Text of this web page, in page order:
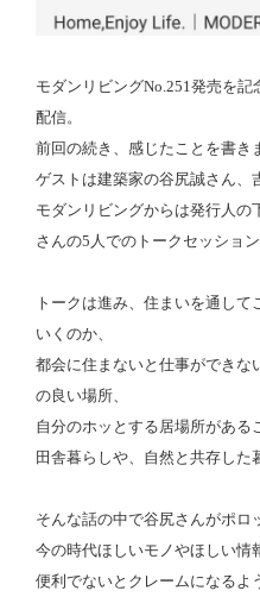
モダンリビングNo.251発売を記
配信。
前回の続き、感じたことを書き
ゲストは建築家の谷尻誠さん、
モダンリビングからは発行人の
さんの5人でのトークセッション
トークは進み、住まいを通し
いくのか、
都会に住まないと仕事ができな
の良い場所、
自分のホッとする居場所がある
田舎暮らしや、自然と共存した
そんな話の中で谷尻さんがポロ
今の時代ほしいモノやほしい情
便利でないとクレームになるよ